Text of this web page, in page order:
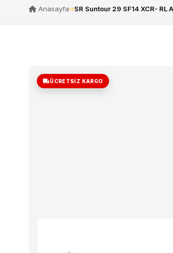
Anasayfa››SR Suntour 29 SF14 XCR- RL
ÜCRETSIZ KARGO